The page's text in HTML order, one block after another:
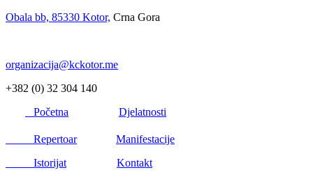
Obala bb, 85330 Kotor, Crna Gora
organizacija@kckotor.me
+382 (0) 32 304 140
Početna
Djelatnosti
Repertoar
Manifestacije
Istorijat
Kontakt